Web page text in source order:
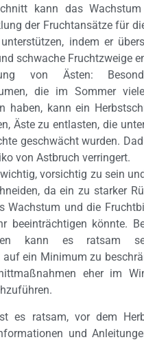
kann das
der Fruchtansätze für
indem er
schwache Fruchtzweige
von Ästen:
die im Sommer
haben, kann ein
Äste zu entlasten, die
geschwächt wurden.
von Astbruch verringert.
vorsichtig zu sein
da ein zu starker
Wachstum und die
beeinträchtigen könnte.
kann es ratsam
auf ein Minimum zu
eher im
es ratsam, vor dem
und